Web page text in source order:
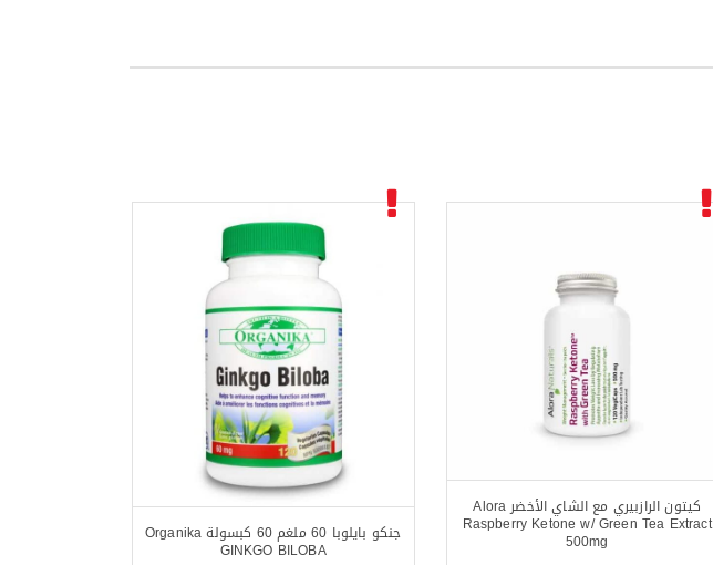
كيتون الرازبيري مع الشاي الأخضر Alora
Raspberry Ketone w/ Green Tea Extract
500mg جنكو بايلوبا 60 ملغم 60 كبسولة Organika
GINKGO BILOBA